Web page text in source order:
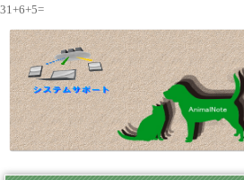
31+6+5=